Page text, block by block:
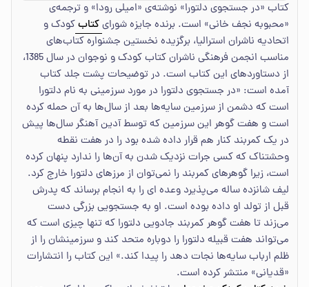
کتاب «در جستجوی دلتورا» نوشته‌ی «امیلی رودا» و ترجمه‌ی
«محبوبه نجف خانی» است. برنده جایزه شورایکتابکودک و
اتحادیه ناشران استرالیا، برگزیده نخستین جشنواره کتاب‌های
مناسب انجمن فرهنگی ناشران کتاب کودک و نوجوان در سال 1385،
از دستاوردهای این کتاب است. در توضیحات پشت جلد کتاب
آمده است: «در جستجوی دلتورا در مورد سرزمینی به نام دلتورا
است که دشمن از سرزمین سایه‌ها بعد از سال‌ها به آن حمله کرده
است و هفت گوهر این سرزمین که توسط آدین آهنگر سال‌ها پیش
در یک کمربند کنار هم قرار داده شده بود را در هفت نقطه
وحشتناک که کسی جرات نزدیک شدن به آن‌ها را ندارد پنهان کرده
است، زیرا گوهرهای کمربند را نمی‌توان از مرزهای دلتورا خارج کرد.
لیف شانزده ساله می‌پذیرد وعده ای را به انجام برساند که پدرش
قبل از تولد او داده بوده است. او به جستجویی بزرگی دست
می‌‌زند تا هفت گوهر کمربند جادویی دلتورا که تنها چیزی است که
می‌تواند هفت قبیله دلتورا را دوباره متحد کند و سرزمینشان را از
ظلم ارباب سایه‌ها نجات دهد را پیدا کند.» این کتاب را انتشارات
«قدیانی» منتشر کرده است.